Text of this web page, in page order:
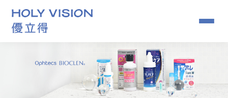
角膜塑型片推薦｜小孩近視矯正要趁早
07-379-1886